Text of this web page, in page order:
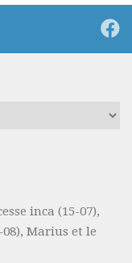
inca (15-07),
Marius et le